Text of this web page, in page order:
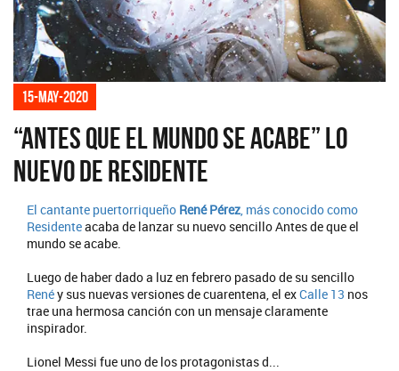
15-may-2020
“Antes que el mundo se acabe” lo
nuevo de Residente
El cantante puertorriqueño René Pérez, más conocido como
Residenteacaba de lanzar su nuevo sencillo Antes de que el
mundo se acabe.
Luego de haber dado a luz en febrero pasado de su sencillo
Renéy sus nuevas versiones de cuarentena, el exCalle 13 nos
trae una hermosa canción con un mensaje claramente
inspirador.
Lionel Messi fue uno de los protagonistas d...